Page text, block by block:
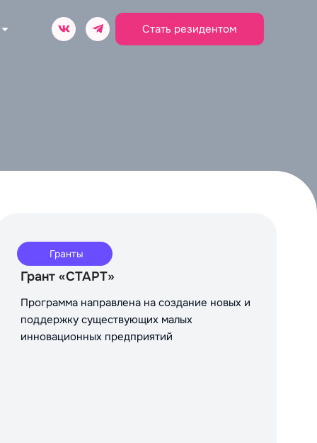
Стать резидентом
Гранты
Грант «СТАРТ»
Программа направлена на создание новых и
поддержку существующих малых
инновационных предприятий